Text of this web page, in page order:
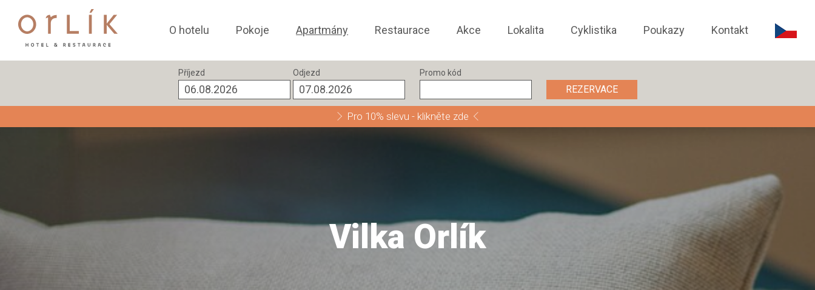
O hotelu Pokoje Apartmány Restaurace Akce Lokalita Cyklistika Poukazy Kontakt
Příjezd Odjezd Promo kód
REZERVACE
Pro 10% slevu - klikněte zde
Vilka Orlík